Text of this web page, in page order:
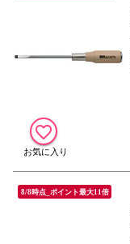
8/8時点_ポイント最大11倍